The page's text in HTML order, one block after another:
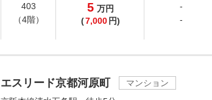
403
（4階）
5 万円
(7,000 円)
-
-
エスリード京都河原町
マンション